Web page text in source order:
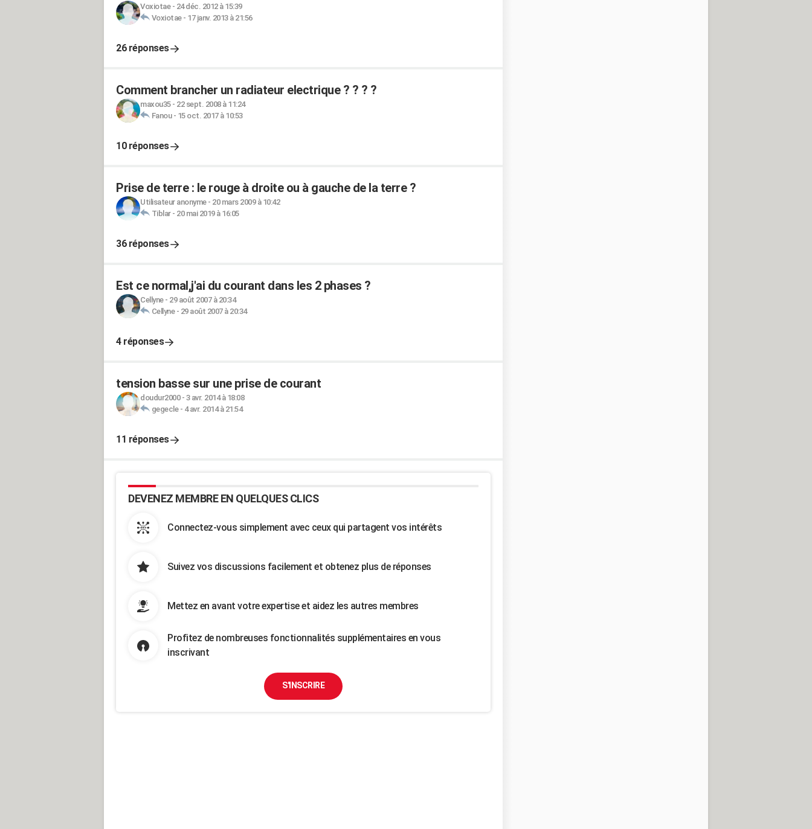
Voxiotae- 24 déc. 2012 à 15:39
Voxiotae- 17 janv. 2013 à 21:56
26 réponses
Comment brancher un radiateur electrique ? ? ? ?
maxou35- 22 sept. 2008 à 11:24
Fanou- 15 oct. 2017 à 10:53
10 réponses
Prise de terre : le rouge à droite ou à gauche de la terre ?
Utilisateur anonyme- 20 mars 2009 à 10:42
Tiblar- 20 mai 2019 à 16:05
36 réponses
Est ce normal,j'ai du courant dans les 2 phases ?
Cellyne- 29 août 2007 à 20:34
Cellyne- 29 août 2007 à 20:34
4 réponses
tension basse sur une prise de courant
doudur2000- 3 avr. 2014 à 18:08
gegecle- 4 avr. 2014 à 21:54
11 réponses
DEVENEZ MEMBRE EN QUELQUES CLICS
Connectez-vous simplement avec ceux qui partagent vos intérêts
Suivez vos discussions facilement et obtenez plus de réponses
Mettez en avant votre expertise et aidez les autres membres
Profitez de nombreuses fonctionnalités supplémentaires en vous
inscrivant
S'INSCRIRE